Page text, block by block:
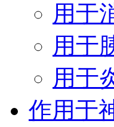
用于
用于
用于
作用于